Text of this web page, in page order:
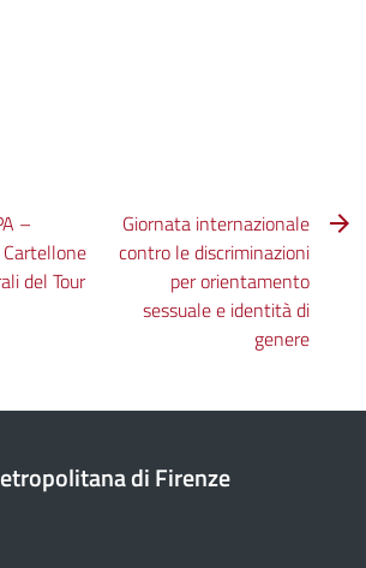
–
del Tour
Giornata internazionale
contro le discriminazioni
per orientamento
sessuale e identità di
genere
di Firenze